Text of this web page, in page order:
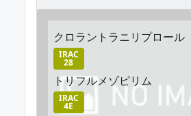
クロラントラニリプロール
IRAC
28
トリフルメゾピリム
IRAC
4E